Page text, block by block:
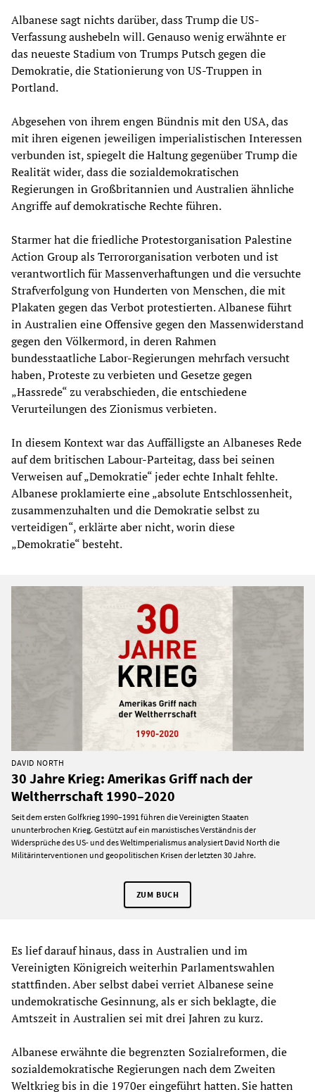
Albanese sagt nichts darüber, dass Trump die US-
Verfassung aushebeln will. Genauso wenig erwähnte er
das neueste Stadium von Trumps Putsch gegen die
Demokratie, die Stationierung von US-Truppen in
Portland.
Abgesehen von ihrem engen Bündnis mit den USA, das
mit ihren eigenen jeweiligen imperialistischen Interessen
verbunden ist, spiegelt die Haltung gegenüber Trump die
Realität wider, dass die sozialdemokratischen
Regierungen in Großbritannien und Australien ähnliche
Angriffe auf demokratische Rechte führen.
Starmer hat die friedliche Protestorganisation Palestine
Action Group als Terrororganisation verboten und ist
verantwortlich für Massenverhaftungen und die versuchte
Strafverfolgung von Hunderten von Menschen, die mit
Plakaten gegen das Verbot protestierten. Albanese führt
in Australien eine Offensive gegen den Massenwiderstand
gegen den Völkermord, in deren Rahmen
bundesstaatliche Labor-Regierungen mehrfach versucht
haben, Proteste zu verbieten und Gesetze gegen
„Hassrede“ zu verabschieden, die entschiedene
Verurteilungen des Zionismus verbieten.
In diesem Kontext war das Auffälligste an Albaneses Rede
auf dem britischen Labour-Parteitag, dass bei seinen
Verweisen auf „Demokratie“ jeder echte Inhalt fehlte.
Albanese proklamierte eine „absolute Entschlossenheit,
zusammenzuhalten und die Demokratie selbst zu
verteidigen“, erklärte aber nicht, worin diese
„Demokratie“ besteht.
DAVID NORTH
30 Jahre Krieg: Amerikas Griff nach der
Weltherrschaft 1990–2020
Seit dem ersten Golfkrieg 1990–1991 führen die Vereinigten Staaten
ununterbrochen Krieg. Gestützt auf ein marxistisches Verständnis der
Widersprüche des US- und des Weltimperialismus analysiert David North die
Militärinterventionen und geopolitischen Krisen der letzten 30 Jahre.
ZUM BUCH
Es lief darauf hinaus, dass in Australien und im
Vereinigten Königreich weiterhin Parlamentswahlen
stattfinden. Aber selbst dabei verriet Albanese seine
undemokratische Gesinnung, als er sich beklagte, die
Amtszeit in Australien sei mit drei Jahren zu kurz.
Albanese erwähnte die begrenzten Sozialreformen, die
sozialdemokratische Regierungen nach dem Zweiten
Weltkrieg bis in die 1970er eingeführt hatten. Sie hatten